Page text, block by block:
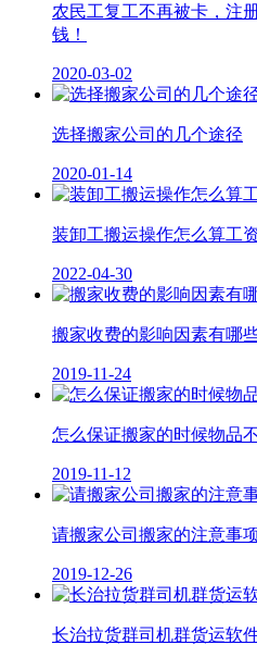
农民工复工不再被卡，注
钱！
2020-03-02
选择搬家公司的几个途径
2020-01-14
装卸工搬运操作怎么算工
2022-04-30
搬家收费的影响因素有哪
2019-11-24
怎么保证搬家的时候物品
2019-11-12
请搬家公司搬家的注意事
2019-12-26
长治拉货群司机群货运软